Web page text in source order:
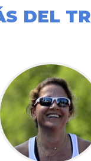
DEL